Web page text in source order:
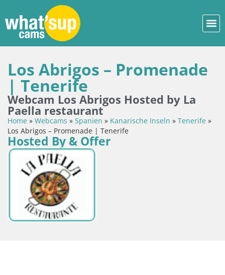
Los Abrigos – Promenade
| Tenerife
Webcam Los Abrigos Hosted by La
Paella restaurant
Home » Webcams » Spanien » Kanarische Inseln » Tenerife »
Los Abrigos – Promenade | Tenerife
Hosted By & Offer